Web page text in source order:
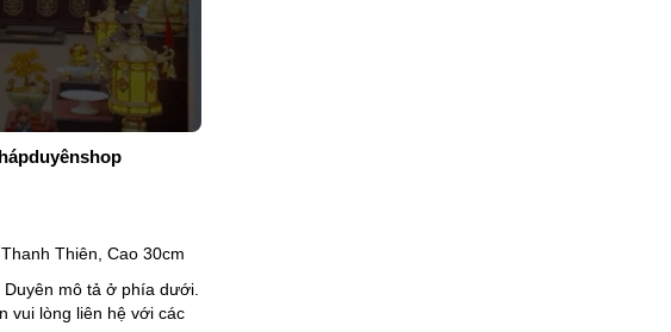
Thiên, Cao 30cm
mô tả ở phía dưới.
vui lòng liên hệ với các